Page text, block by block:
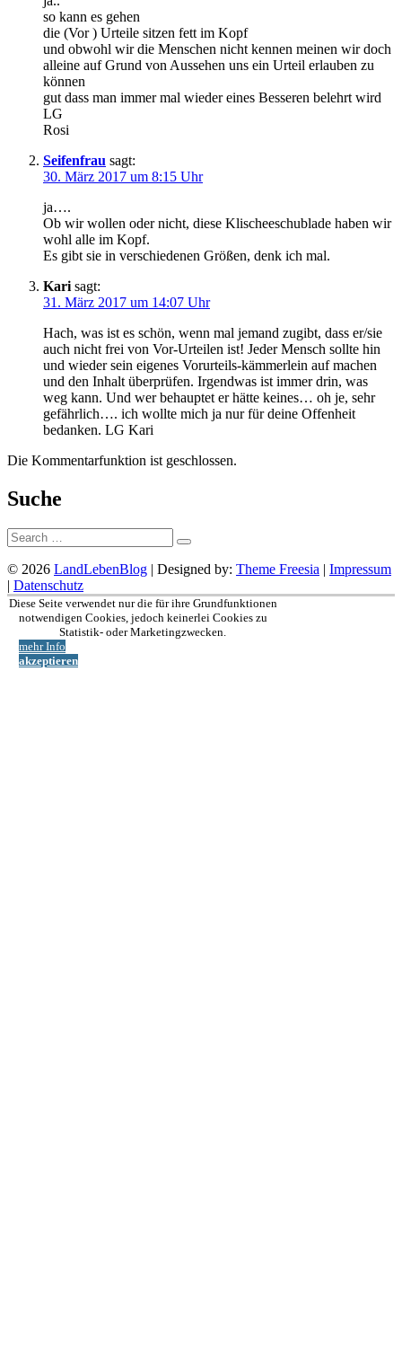
so kann es gehen
die (Vor ) Urteile sitzen fett im Kopf
und obwohl wir die Menschen nicht kennen meinen wir doch
alleine auf Grund von Aussehen uns ein Urteil erlauben zu
können
gut dass man immer mal wieder eines Besseren belehrt wird
LG
Rosi
Seifenfrau sagt:
30. März 2017 um 8:15 Uhr
ja….
Ob wir wollen oder nicht, diese Klischeeschublade haben wir
wohl alle im Kopf.
Es gibt sie in verschiedenen Größen, denk ich mal.
Kari sagt:
31. März 2017 um 14:07 Uhr
Hach, was ist es schön, wenn mal jemand zugibt, dass er/sie
auch nicht frei von Vor-Urteilen ist! Jeder Mensch sollte hin
und wieder sein eigenes Vorurteils-kämmerlein auf machen
und den Inhalt überprüfen. Irgendwas ist immer drin, was
weg kann. Und wer behauptet er hätte keines… oh je, sehr
gefährlich…. ich wollte mich ja nur für deine Offenheit
bedanken. LG Kari
Die Kommentarfunktion ist geschlossen.
Suche
Suche:
© 2026 LandLebenBlog | Designed by: Theme Freesia | Impressum
| Datenschutz
Nach
oben
Diese Seite verwendet nur die für ihre Grundfunktionen
notwendigen Cookies, jedoch keinerlei Cookies zu
Statistik- oder Marketingzwecken.
mehr Info
akzeptieren